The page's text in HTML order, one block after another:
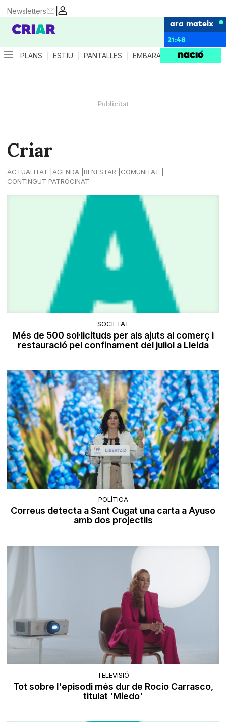
|
Newsletters
ara mateix
21:48
PLANS ESTIU PANTALLES EMBARÀS CRIANÇA
Criar
ACTUALITAT AGENDA BENESTAR
COMUNITAT
CONTINGUT PATROCINAT
SOCIETAT
Més de 500 sol·licituds per als ajuts al comerç i
restauració pel confinament del juliol a Lleida
POLÍTICA
Correus detecta a Sant Cugat una carta a Ayuso
amb dos projectils
TELEVISIÓ
Tot sobre l'episodi més dur de Rocío Carrasco,
titulat 'Miedo'